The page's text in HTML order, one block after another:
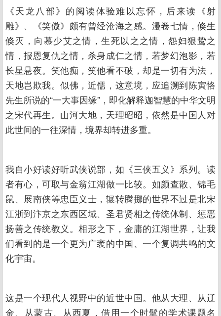
《天龙八部》的阅读体验难以忘怀，后来读《射
雕》、《笑傲》颇有曾经沧海之感。漫卷七情，倏生
倏灭，向慕少艾之情，生死以之之情，怨妇狠鸷之
情，报恩复仇之情，杀身成仁之情，若梦幻泡影，若
长星悬夜。笑他痴，笑他看不破，却是一切有为法，
天地岂欺我。似佛，近儒，这意境，应追溯到陈寅恪
先生所说的“一大事因缘”，即化解释迦智慧的中华文明
之宋代再生。山河大地，天理昭昭，依然是中国人对
此世间的一往深情，境界却转进多重。
我自小好读好听武侠说部，如《三侠五义》系列。读
者有心，可取与金翁江湖做一比较。如颜查散、锦毛
鼠、展南侠等忠臣义士，辗转腾挪的世界不过是北宋
江浙到汴京之东西区域、圣君贤相之传统体制、惩恶
扬善之传统教义。相形之下，金庸的江湖世界，让我
们看到的是一个更为广袤的中国、一个复调共鸣的文
化宇宙。
这是一个现代人视野中的近世中国。他从大理、从辽
金、从蒙古、从西夏，借用一个时髦的学术课题名